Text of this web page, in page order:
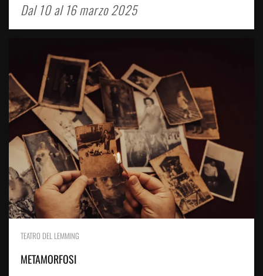
Dal 10 al 16 marzo 2025
TEATRO DEL LEMMING
METAMORFOSI